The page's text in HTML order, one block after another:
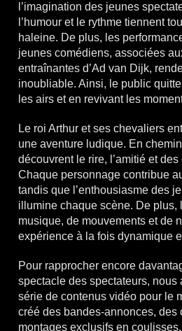
l’imagination des jeunes
l’humour et le rythme tiennent
haleine. De plus, les
jeunes comédiens, associées
entraînantes d’Ad van Dijk,
inoubliable. Ainsi, le public
les airs et en revivant les
Le roi Arthur et ses chevaliers
une aventure ludique. En
découvrent le rire, l’amitié et
Chaque personnage contribue
tandis que l’enthousiasme des
illumine chaque scène. De plus,
musique, de mouvements et de
expérience à la fois dynamique
Pour rapprocher encore
spectacle des spectateurs, nous
série de contenus vidéo pour le
créé des bandes-annonces, des
montages exclusifs en